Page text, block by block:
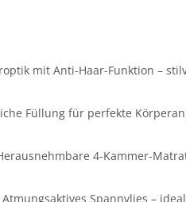
mit Anti-Haar-Funktion –
Füllung für perfekte
Herausnehmbare 4-Kammer-
| Atmungsaktives Spannvlies –